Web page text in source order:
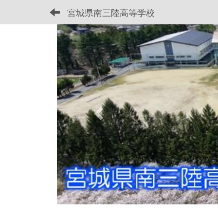
宮城県南三陸高等学校
p
r
e
v
i
o
u
s